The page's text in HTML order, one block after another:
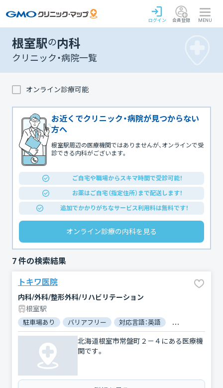
ログイン 会員登録 MENU
根室駅の内科
クリニック・病院一覧
オンライン診療可能
お近くでクリニック・病院が見つからない
方へ
根室駅周辺の医療機関ではありませんが、オンラインで受
診できる内科がございます。
ご自宅や職場からスキマ時間で受診可能！
お薬はご自宅（指定住所）まで配送します！
追加でかかりがちなサービス利用料は無料です！
オンライン診療の内科を見る
7 件の検索結果
トキワ医院
内科/外科/整形外科/リハビリテーション
根室駅
駐車場あり バリアフリー 対応言語：英語 対応言語：中国語
北海道根室市常盤町２－４にある医療機
関です。